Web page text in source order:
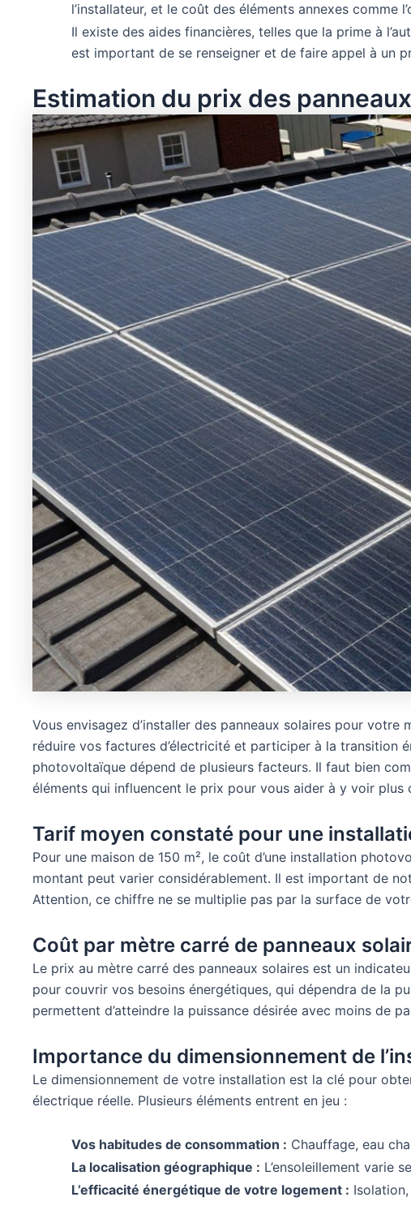
l’installateur, et le coût des éléments annexes comme
Il existe des aides financières, telles que la prime à
est important de se renseigner et de faire appel à un
Estimation du prix des
Vous envisagez d’installer des panneaux solaires pour
réduire vos factures d’électricité et participer à la transition
photovoltaïque dépend de plusieurs facteurs. Il faut bien
éléments qui influencent le prix pour vous aider à y voir plus
Tarif moyen constaté pour une
Pour une maison de 150 m², le coût d’une installation
montant peut varier considérablement. Il est important de
Attention, ce chiffre ne se multiplie pas par la surface de
Coût par mètre carré de panneaux
Le prix au mètre carré des panneaux solaires est un
pour couvrir vos besoins énergétiques, qui dépendra de la
permettent d’atteindre la puissance désirée avec moins de
Importance du dimensionnement de
Le dimensionnement de votre installation est la clé pour
électrique réelle. Plusieurs éléments entrent en jeu :
Vos habitudes de consommation : Chauffage, eau
La localisation géographique : L’ensoleillement varie
L’efficacité énergétique de votre logement :